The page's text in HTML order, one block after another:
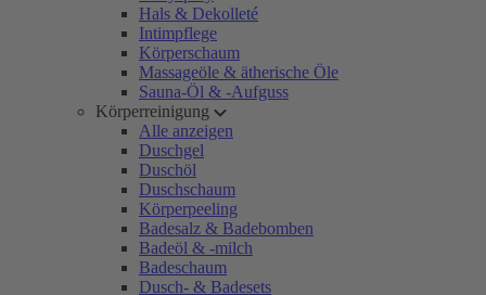
Hals & Dekolleté
Intimpflege
Körperschaum
Massageöle & ätherische Öle
Sauna-Öl & -Aufguss
Körperreinigung
Alle anzeigen
Duschgel
Duschöl
Duschschaum
Körperpeeling
Badesalz & Badebomben
Badeöl & -milch
Badeschaum
Dusch- & Badesets